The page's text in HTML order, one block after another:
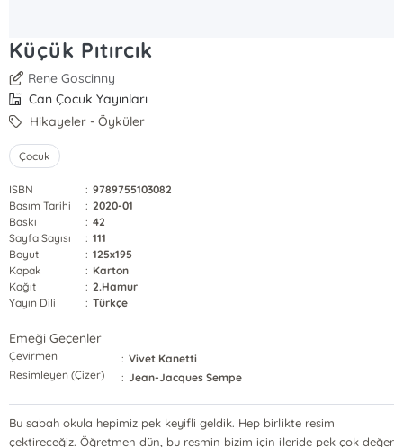
Küçük Pıtırcık
Rene Goscinny
Can Çocuk Yayınları
Hikayeler - Öyküler
Çocuk
ISBN : 9789755103082
Basım Tarihi
: 2020-01
Baskı
: 42
Sayfa Sayısı
: 111
Boyut
: 125x195
Kapak
: Karton
Kağıt
: 2.Hamur
Yayın Dili
: Türkçe
Emeği Geçenler
Çevirmen : Vivet Kanetti
Resimleyen (Çizer)
: Jean-Jacques Sempe
Bu sabah okula hepimiz pek keyifli geldik. Hep birlikte resim
çektireceğiz. Öğretmen dün, bu resmin bizim için ileride pek çok değer